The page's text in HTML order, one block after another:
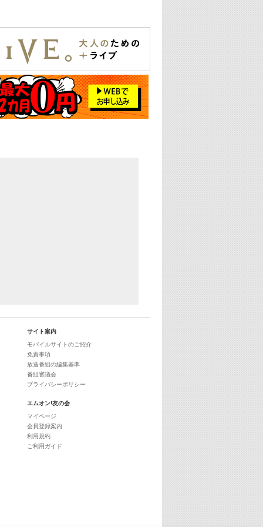
サイト案内
モバイルサイトのご紹介
免責事項
放送番組の編集基準
番組審議会
プライバシーポリシー
エムオン!友の会
マイページ
会員登録案内
利用規約
ご利用ガイド